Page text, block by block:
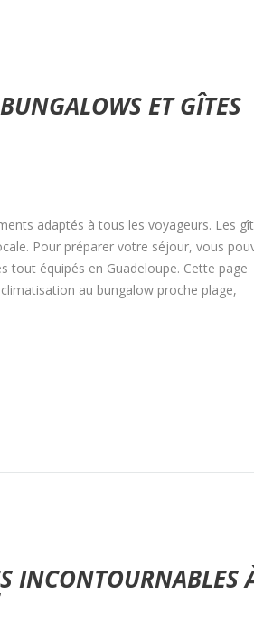
ET GÎTES
adaptés à tous les voyageurs. Les
Pour préparer votre séjour, vous
tout équipés en Guadeloupe. Cette page
au bungalow proche plage,
INCONTOURNABLES